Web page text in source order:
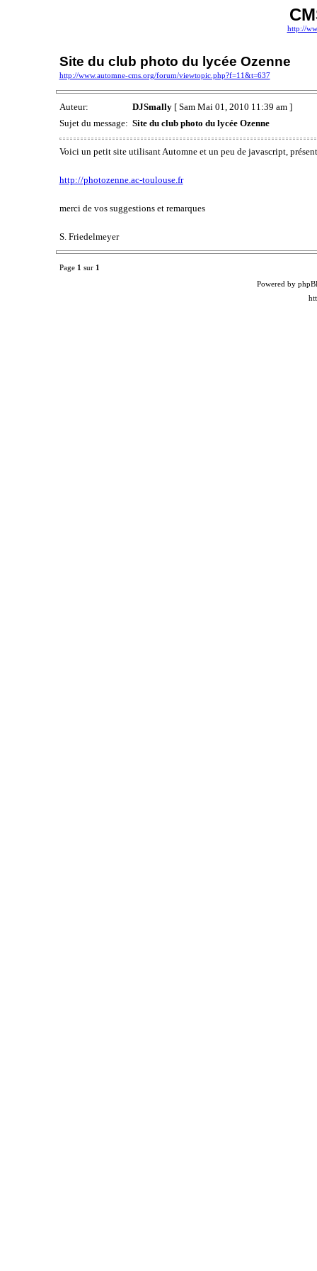
http://
Site du club photo du lycée Ozenne
http://www.automne-cms.org/forum/viewtopic.php?f=11&t=637
Auteur: DJSmally[ Sam Mai 01, 2010 11:39 am ]
Sujet du message: Site du club photo du lycée Ozenne
Voici un petit site utilisant Automne et un peu de javascript,
http://photozenne.ac-toulouse.fr
merci de vos suggestions et remarques
S. Friedelmeyer
Page 1 sur 1
Powered by